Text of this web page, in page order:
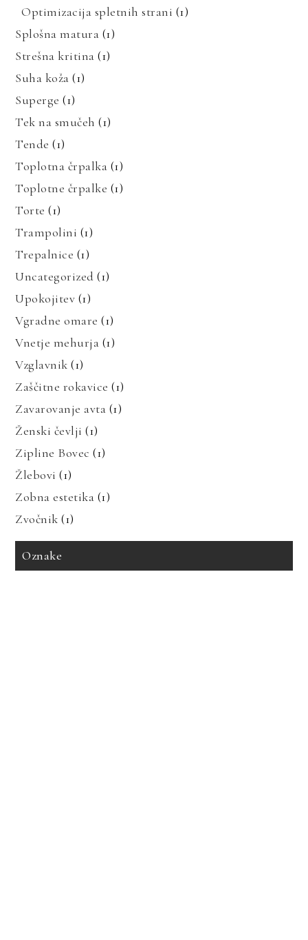
Optimizacija spletnih strani (1)
Splošna matura (1)
Strešna kritina (1)
Suha koža (1)
Superge (1)
Tek na smučeh (1)
Tende (1)
Toplotna črpalka (1)
Toplotne črpalke (1)
Torte (1)
Trampolini (1)
Trepalnice (1)
Uncategorized (1)
Upokojitev (1)
Vgradne omare (1)
Vnetje mehurja (1)
Vzglavnik (1)
Zaščitne rokavice (1)
Zavarovanje avta (1)
Ženski čevlji (1)
Zipline Bovec (1)
Žlebovi (1)
Zobna estetika (1)
Zvočnik (1)
Oznake